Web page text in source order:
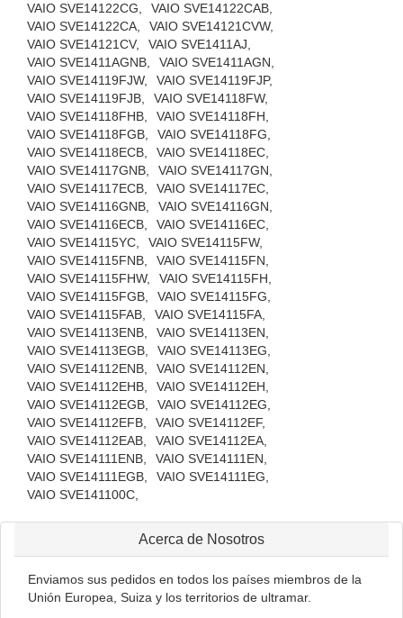
VAIO SVE14122CG,
VAIO SVE14122CAB,
VAIO SVE14122CA,
VAIO SVE14121CVW,
VAIO SVE14121CV,
VAIO SVE1411AJ,
VAIO SVE1411AGNB,
VAIO SVE1411AGN,
VAIO SVE14119FJW,
VAIO SVE14119FJP,
VAIO SVE14119FJB,
VAIO SVE14118FW,
VAIO SVE14118FHB,
VAIO SVE14118FH,
VAIO SVE14118FGB,
VAIO SVE14118FG,
VAIO SVE14118ECB,
VAIO SVE14118EC,
VAIO SVE14117GNB,
VAIO SVE14117GN,
VAIO SVE14117ECB,
VAIO SVE14117EC,
VAIO SVE14116GNB,
VAIO SVE14116GN,
VAIO SVE14116ECB,
VAIO SVE14116EC,
VAIO SVE14115YC,
VAIO SVE14115FW,
VAIO SVE14115FNB,
VAIO SVE14115FN,
VAIO SVE14115FHW,
VAIO SVE14115FH,
VAIO SVE14115FGB,
VAIO SVE14115FG,
VAIO SVE14115FAB,
VAIO SVE14115FA,
VAIO SVE14113ENB,
VAIO SVE14113EN,
VAIO SVE14113EGB,
VAIO SVE14113EG,
VAIO SVE14112ENB,
VAIO SVE14112EN,
VAIO SVE14112EHB,
VAIO SVE14112EH,
VAIO SVE14112EGB,
VAIO SVE14112EG,
VAIO SVE14112EFB,
VAIO SVE14112EF,
VAIO SVE14112EAB,
VAIO SVE14112EA,
VAIO SVE14111ENB,
VAIO SVE14111EN,
VAIO SVE14111EGB,
VAIO SVE14111EG,
VAIO SVE141100C,
Acerca de Nosotros
Enviamos sus pedidos en todos los países miembros de la
Unión Europea, Suiza y los territorios de ultramar.